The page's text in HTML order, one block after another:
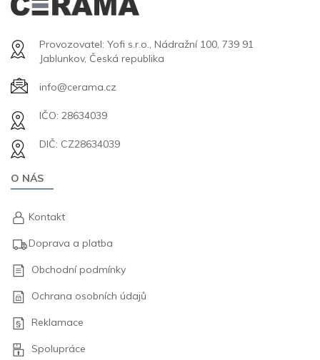
Provozovatel: Yofi s.r.o., Nádražní 100, 739 91
Jablunkov, Česká republika
info@cerama.cz
IČO: 28634039
DIČ: CZ28634039
O NÁS
Kontakt
Doprava a platba
Obchodní podmínky
Ochrana osobních údajů
Reklamace
Spolupráce